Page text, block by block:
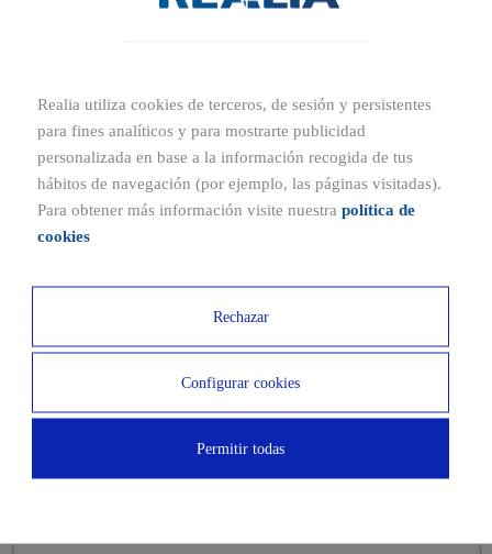
Descargar planos
T05.5
Desde
612.500€
3 BEDROOMS
Number of parking spaces
2
Realia utiliza cookies de terceros, de sesión y persistentes
para fines analíticos y para mostrarte publicidad
personalizada en base a la información recogida de tus
hábitos de navegación (por ejemplo, las páginas visitadas).
Para obtener más información visite nuestra política de
cookies
Rechazar
Configurar cookies
Permitir todas